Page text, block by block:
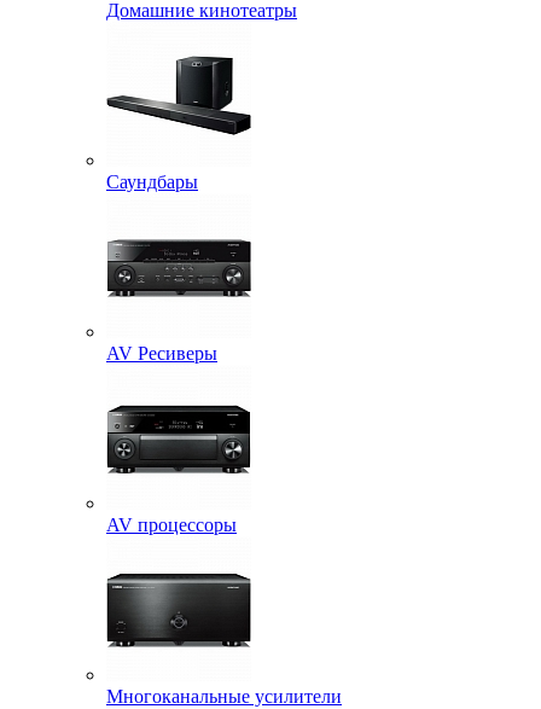
Домашние кинотеатры
Саундбары
AV Ресиверы
AV процессоры
Многоканальные усилители